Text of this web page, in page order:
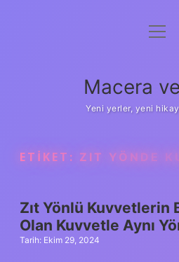
Anasayfa
Yasal
Macera
Yeni yerler, yeni
ETIKET: ZIT YÖNDE
Zıt Yönlü Kuvvetlerin
Olan Kuvvetle Aynı
Tarih: Ekim 29, 2024